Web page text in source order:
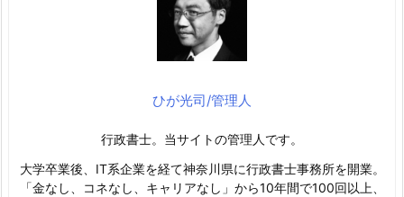
ひが光司/管理人
行政書士。当サイトの管理人です。
大学卒業後、IT系企業を経て神奈川県に行政書士事務所を開業。
「金なし、コネなし、キャリアなし」から10年間で100回以上、